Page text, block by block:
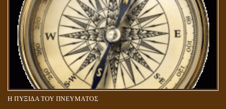
Η ΠΥΞΙΔΑ ΤΟΥ ΠΝΕΥΜΑΤΟΣ